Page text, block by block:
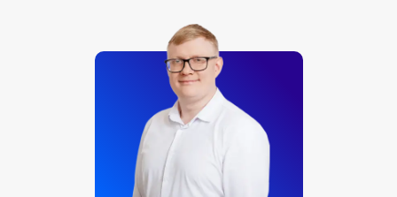
ребенка, включая основные направления
патриотического и нравственного воспитания в ДОУ и